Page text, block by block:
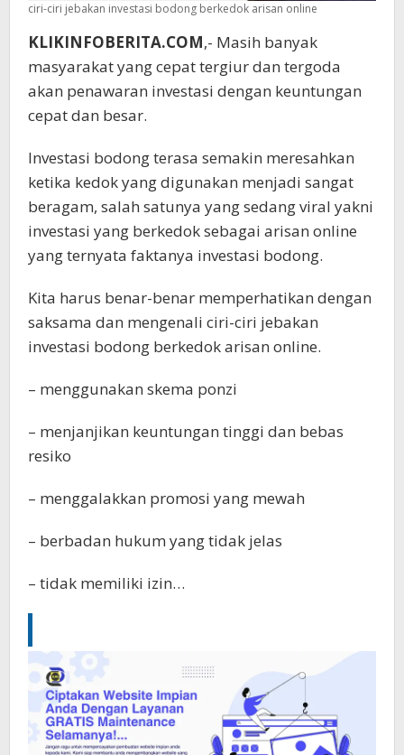
ciri-ciri jebakan investasi bodong berkedok arisan online
KLIKINFOBERITA.COM,- Masih banyak
masyarakat yang cepat tergiur dan tergoda
akan penawaran investasi dengan keuntungan
cepat dan besar.
Investasi bodong terasa semakin meresahkan
ketika kedok yang digunakan menjadi sangat
beragam, salah satunya yang sedang viral yakni
investasi yang berkedok sebagai arisan online
yang ternyata faktanya investasi bodong.
Kita harus benar-benar memperhatikan dengan
saksama dan mengenali ciri-ciri jebakan
investasi bodong berkedok arisan online.
– menggunakan skema ponzi
– ⁠menjanjikan keuntungan tinggi dan bebas
resiko
– ⁠menggalakkan promosi yang mewah
– ⁠berbadan hukum yang tidak jelas
– ⁠tidak memiliki izin…